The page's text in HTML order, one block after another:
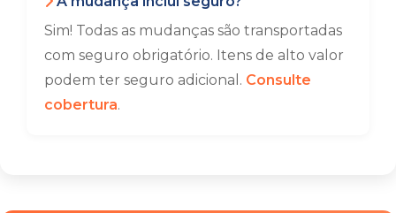
Sim! Todas as mudanças são transportadas
com seguro obrigatório. Itens de alto valor
podem ter seguro adicional. Consulte
cobertura.